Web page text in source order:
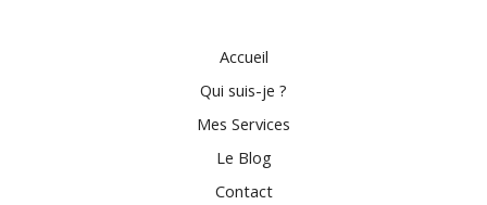
Accueil
Qui suis-je ?
Mes Services
Le Blog
Contact